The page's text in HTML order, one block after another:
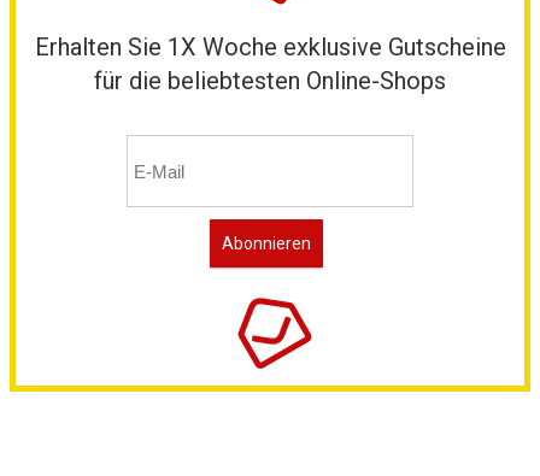
Erhalten Sie 1X Woche exklusive Gutscheine
für die beliebtesten Online-Shops